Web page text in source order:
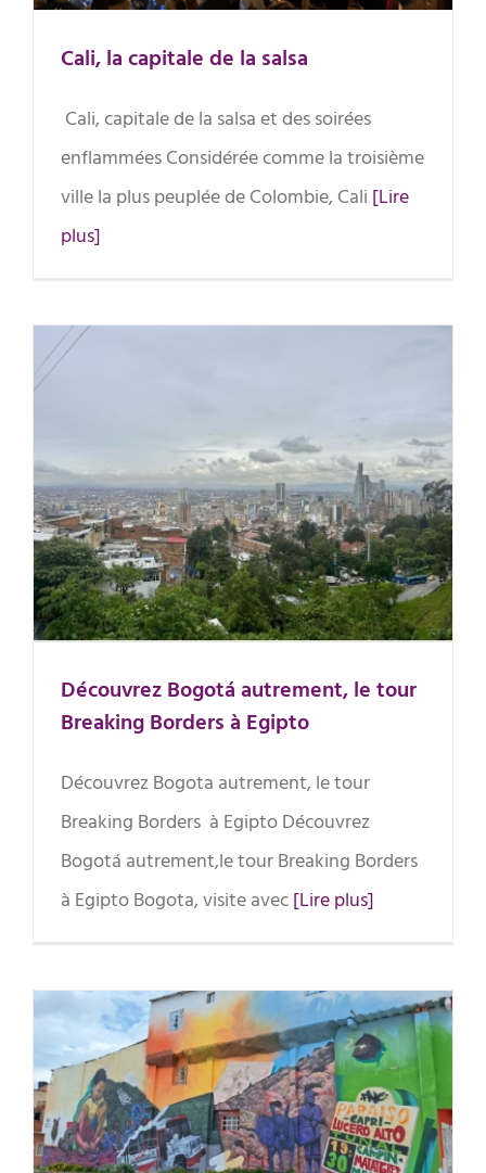
Cali, la capitale de la salsa
Cali, capitale de la salsa et des soirées
enflammées Considérée comme la troisième
ville la plus peuplée de Colombie, Cali [Lire
plus]
Découvrez Bogotá autrement, le
tour Breaking Borders à Egipto
Découvrez Bogotá autrement, le tour
Breaking Borders à Egipto
Découvrez Bogota autrement, le tour
Breaking Borders à Egipto Découvrez
Bogotá autrement,le tour Breaking Borders
à Egipto Bogota, visite avec [Lire plus]
CIUDAD BOLIVAR : Entre partage,
rencontre et transformation